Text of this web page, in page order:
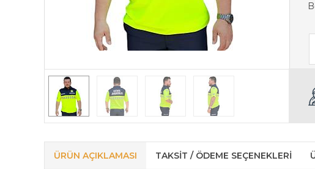
ÜRÜN AÇIKLAMASI TAKSIT / ÖDEME SEÇENEKLERI